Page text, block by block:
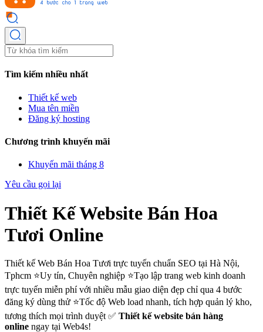
Tìm kiếm nhiều nhất
Thiết kế web
Mua tên miền
Đăng ký hosting
Chương trình khuyến mãi
Khuyến mãi tháng 8
Yêu cầu gọi lại
Thiết Kế Website Bán Hoa
Tươi Online
Thiết kế Web Bán Hoa Tươi trực tuyến chuẩn SEO tại Hà Nội,
Tphcm ⭐Uy tín, Chuyên nghiệp ⭐Tạo lập trang web kinh doanh
trực tuyến miễn phí với nhiều mẫu giao diện đẹp chỉ qua 4 bước
đăng ký dùng thử ⭐Tốc độ Web load nhanh, tích hợp quản lý kho,
tương thích mọi trình duyệt ✅ Thiết kế website bán hàng
online ngay tại Web4s!